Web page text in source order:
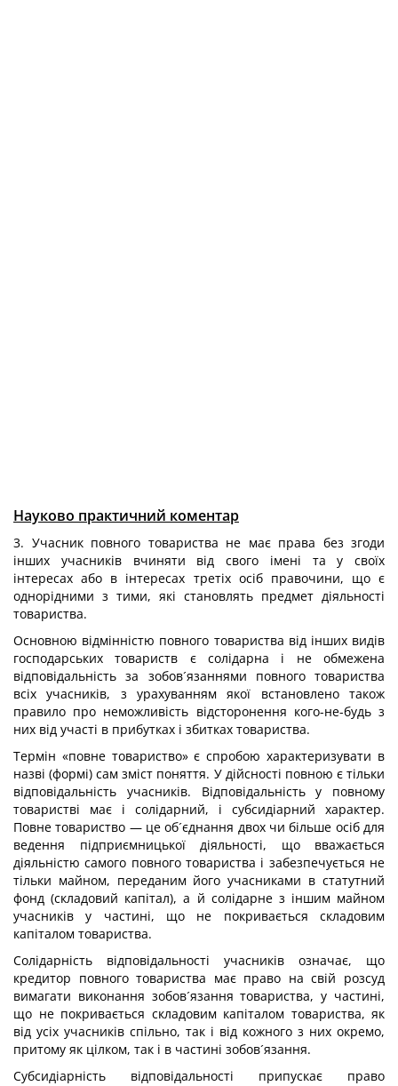
Науково практичний коментар
3. Учасник повного товариства не має права без згоди
інших учасників вчиняти від свого імені та у своїх
інтересах або в інтересах третіх осіб правочини, що є
однорідними з тими, які становлять предмет діяльності
товариства.
Основною відмінністю повного товариства від інших видів
господарських товариств є солідарна і не обмежена
відповідальність за зобов´язаннями повного товариства
всіх учасників, з урахуванням якої встановлено також
правило про неможливість відсторонення кого-не-будь з
них від участі в прибутках і збитках товариства.
Термін «повне товариство» є спробою характеризувати в
назві (формі) сам зміст поняття. У дійсності повною є тільки
відповідальність учасників. Відповідальність у повному
товаристві має і солідарний, і субсидіарний характер.
Повне товариство — це об´єднання двох чи більше осіб для
ведення підприємницької діяльності, що вважається
діяльністю самого повного товариства і забезпечується не
тільки майном, переданим його учасниками в статутний
фонд (складовий капітал), а й солідарне з іншим майном
учасників у частині, що не покривається складовим
капіталом товариства.
Солідарність відповідальності учасників означає, що
кредитор повного товариства має право на свій розсуд
вимагати виконання зобов´язання товариства, у частині,
що не покривається складовим капіталом товариства, як
від усіх учасників спільно, так і від кожного з них окремо,
притому як цілком, так і в частині зобов´язання.
Субсидіарність відповідальності припускає право